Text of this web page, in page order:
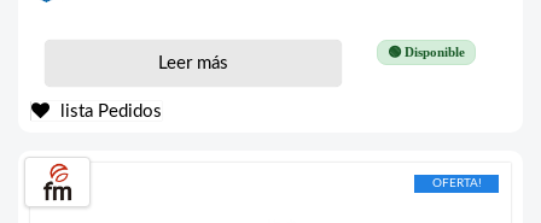
🟢 Disponible
Leer más
lista Pedidos
OFERTA!